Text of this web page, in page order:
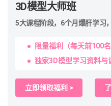
3D模型大师班
5大课程阶段，6个月爆肝学习
限量福利（每天前100名
独家3D模型学习资料与
立即领取福利 >